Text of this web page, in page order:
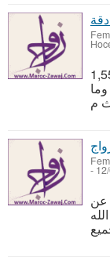
عام، من طنجة، الطولى1,55
وما
-
ابحت عن